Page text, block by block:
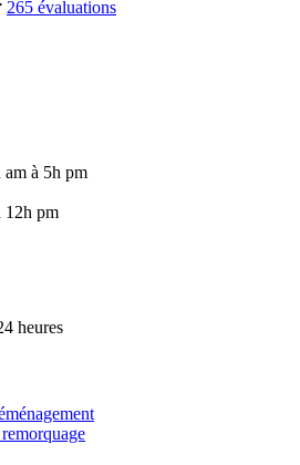
265 évaluations
à 5h pm
12h pm
heures